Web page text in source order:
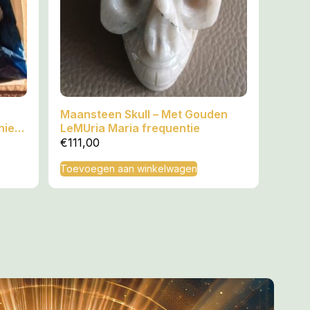
Maansteen Skull – Met Gouden
LeMUria Maria frequentie
€111,00
Toevoegen aan winkelwagen